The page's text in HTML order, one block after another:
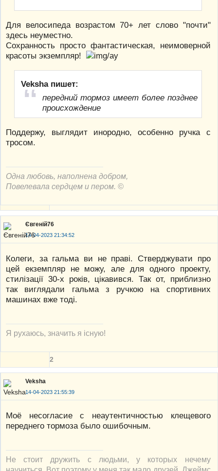
Для велосипеда возрастом 70+ лет слово "почти"
здесь неуместно.
Сохранность просто фантастическая, неимоверной
красоты экземпляр!
Veksha пишет:
передний тормоз имеет более позднее
происхождение
Поддержу, выглядит инородно, особенно ручка с
тросом.
Одна любовь, наполнена добром,
Повелевала сердцем и пером. ©
Євгеній76
14-04-2023 21:34:52
Колеги, за гальма ви не праві. Стверджувати про
цей екземпляр не можу, але для одного проекту,
стилізації 30-х років, цікавився. Так от, приблизно
так виглядали гальма з ручкою на спортивних
машинах вже тоді.
Я рухаюсь, значить я існую!
2
Veksha
14-04-2023 21:55:39
Моё несогласие с неаутентичностью клещевого
переднего тормоза было ошибочным.
Не стоит дружить с людьми, у которых нечему